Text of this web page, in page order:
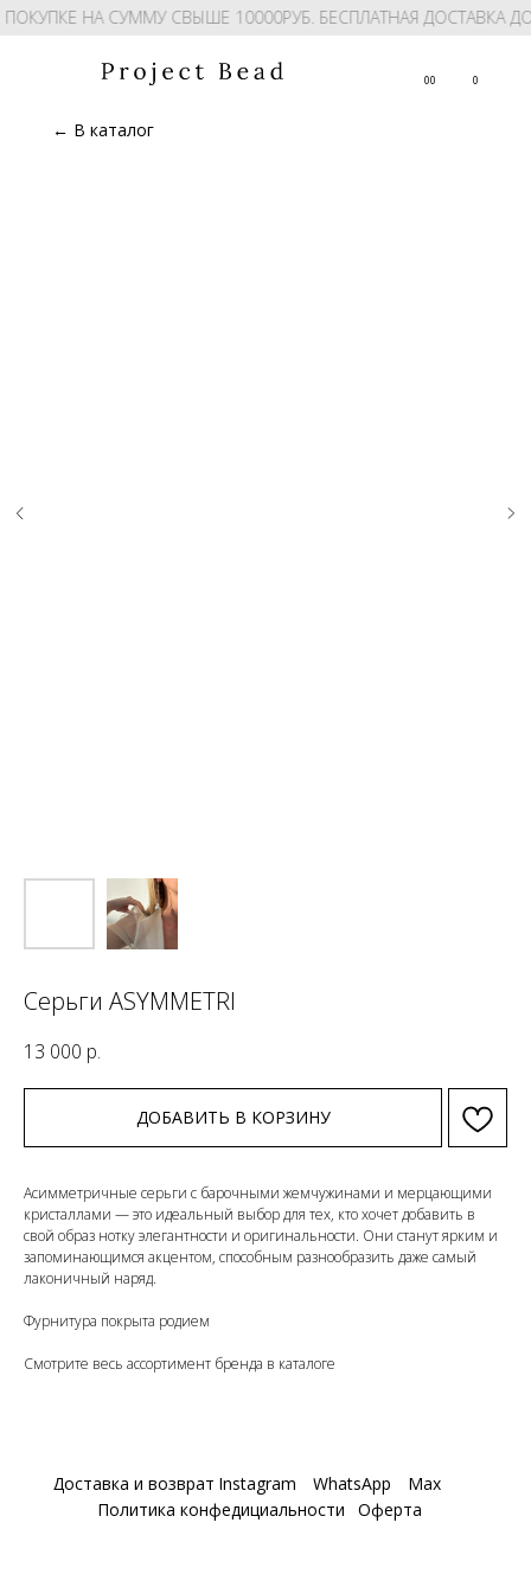
НА СУММУ СВЫШЕ 10000РУБ. БЕСПЛАТНАЯ ДОСТАВКА
0
00
← В каталог
Серьги ASYMMETRI
13 000 р.
ДОБАВИТЬ В КОРЗИНУ
Асимметричные серьги с барочными жемчужинами и мерцающими
кристаллами — это идеальный выбор для тех, кто хочет добавить в
свой образ нотку элегантности и оригинальности. Они станут ярким и
запоминающимся акцентом, способным разнообразить даже самый
лаконичный наряд.
Фурнитура покрыта родием
Смотрите весь ассортимент бренда в каталоге
Доставка и возврат Instagram WhatsApp
Max
Политика конфедициальности
Оферта